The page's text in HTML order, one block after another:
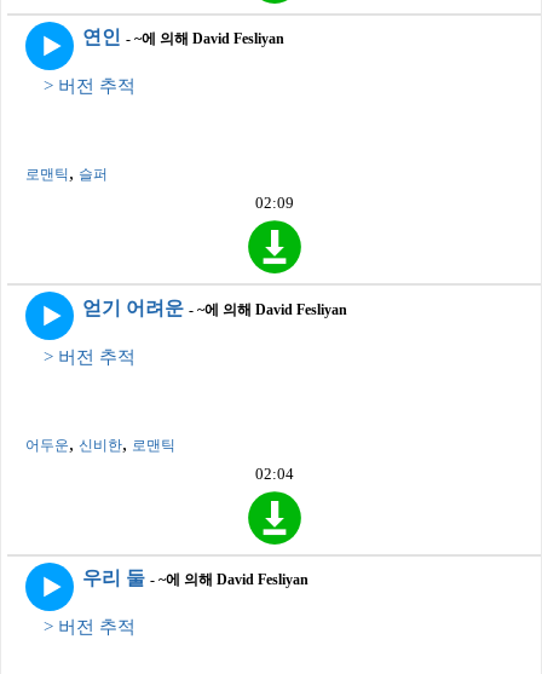
연인 - ~에 의해 David Fesliyan
> 버전 추적
로맨틱 , 슬퍼
02:09
얻기 어려운 - ~에 의해 David Fesliyan
> 버전 추적
어두운, 신비한, 로맨틱
02:04
우리 둘 - ~에 의해 David Fesliyan
> 버전 추적